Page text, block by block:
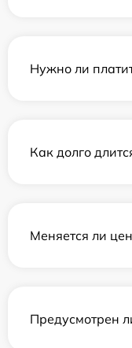
Нужно ли
Как долго
Меняется ли
Предусмотрен